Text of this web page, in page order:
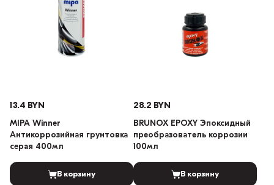
13.4 BYN
MIPA Winner
Антикоррозийная грунтовка
серая 400мл
В корзину
28.2 BYN
BRUNOX EPOXY Эпоксидный
преобразователь коррозии
100мл
В корзину